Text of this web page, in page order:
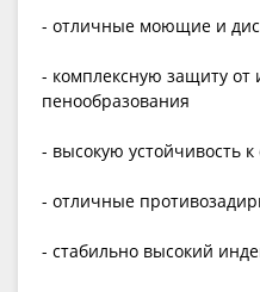
- отличные моющие и
- комплексную защиту от
пенообразования
- высокую устойчивость
- отличные
- стабильно высокий